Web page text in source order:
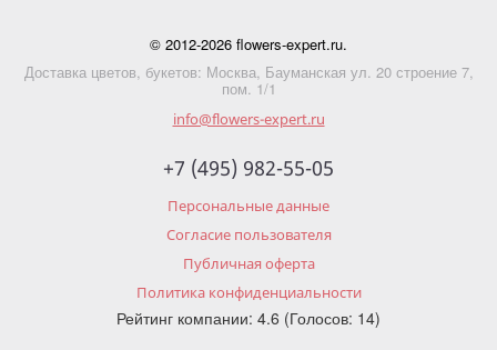
© 2012-2026 flowers-expert.ru.
Доставка цветов, букетов: Москва, Бауманская ул. 20 строение 7,
пом. 1/1
info@flowers-expert.ru
+7 (495) 982-55-05
Персональные данные
Согласие пользователя
Публичная оферта
Политика конфиденциальности
Рейтинг компании: 4.6 (Голосов: 14)